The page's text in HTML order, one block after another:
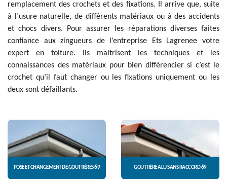
remplacement des crochets et des fixations. Il arrive que, suite
à l’usure naturelle, de différents matériaux ou à des accidents
et chocs divers. Pour assurer les réparations diverses faites
confiance aux zingueurs de l’entreprise Ets Lagrenee votre
expert en toiture. Ils maitrisent les techniques et les
connaissances des matériaux pour bien différencier si c’est le
crochet qu’il faut changer ou les fixations uniquement ou les
deux sont défaillants.
POSE ET CHANGEMENT DE GOUTTIÈRES 69 GOUTTIÈRE ALU SANS RACCORD 69